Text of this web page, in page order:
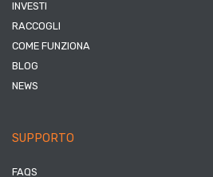
INVESTI
RACCOGLI
COME FUNZIONA
BLOG
NEWS
SUPPORTO
FAQS